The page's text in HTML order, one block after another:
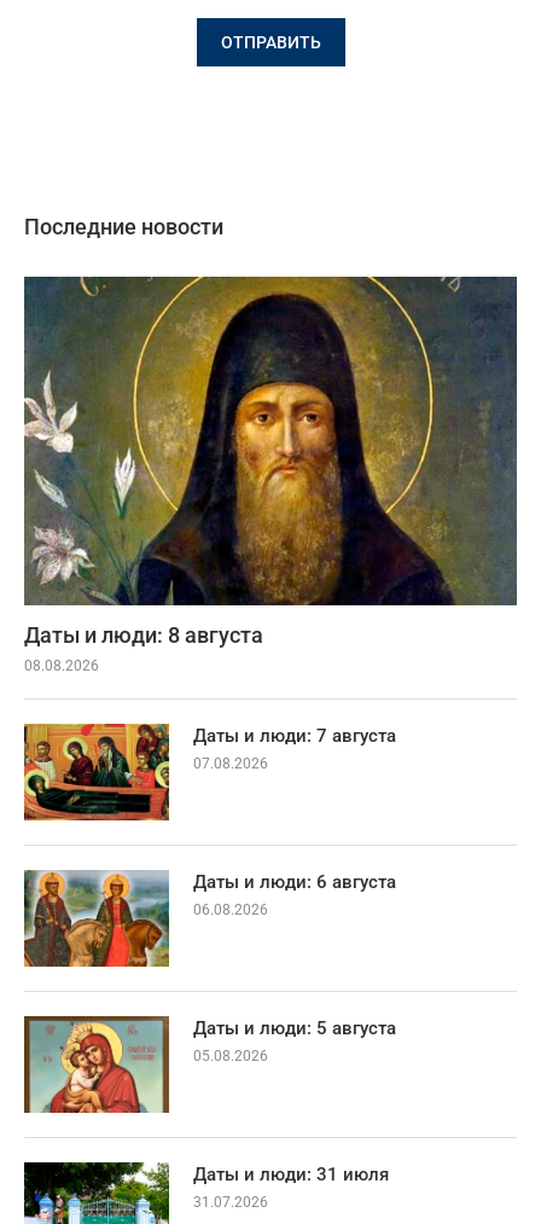
Последние новости
Даты и люди: 8 августа
08.08.2026
Даты и люди: 7 августа
07.08.2026
Даты и люди: 6 августа
06.08.2026
Даты и люди: 5 августа
05.08.2026
Даты и люди: 31 июля
31.07.2026